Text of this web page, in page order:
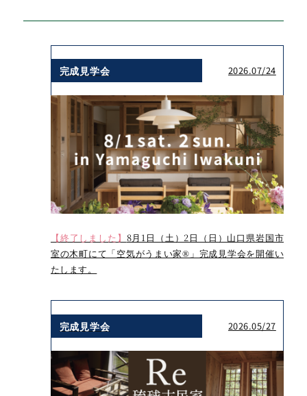
完成見学会 2026.07/24
【終了しました】 8月1日（土）2日（日）山口県岩国市
室の木町にて「空気がうまい家®」完成見学会を開催い
たします。
完成見学会 2026.05/27